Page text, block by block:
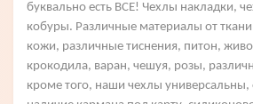
буквально есть ВСЕ! Чехлы накладки,
кобуры. Различные материалы от
кожи, различные тиснения, питон,
крокодила, варан, чешуя, розы,
кроме того, наши чехлы универсальны,